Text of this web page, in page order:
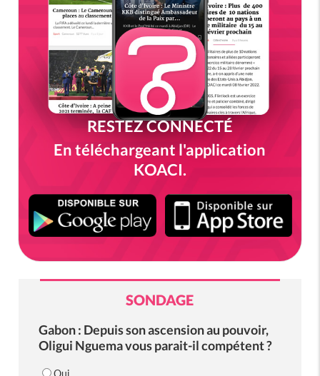
RESTEZ CONNECTÉ
En téléchargeant l'application
KOACI.
SONDAGE
Gabon : Depuis son ascension au pouvoir,
Oligui Nguema vous parait-il compétent ?
Oui